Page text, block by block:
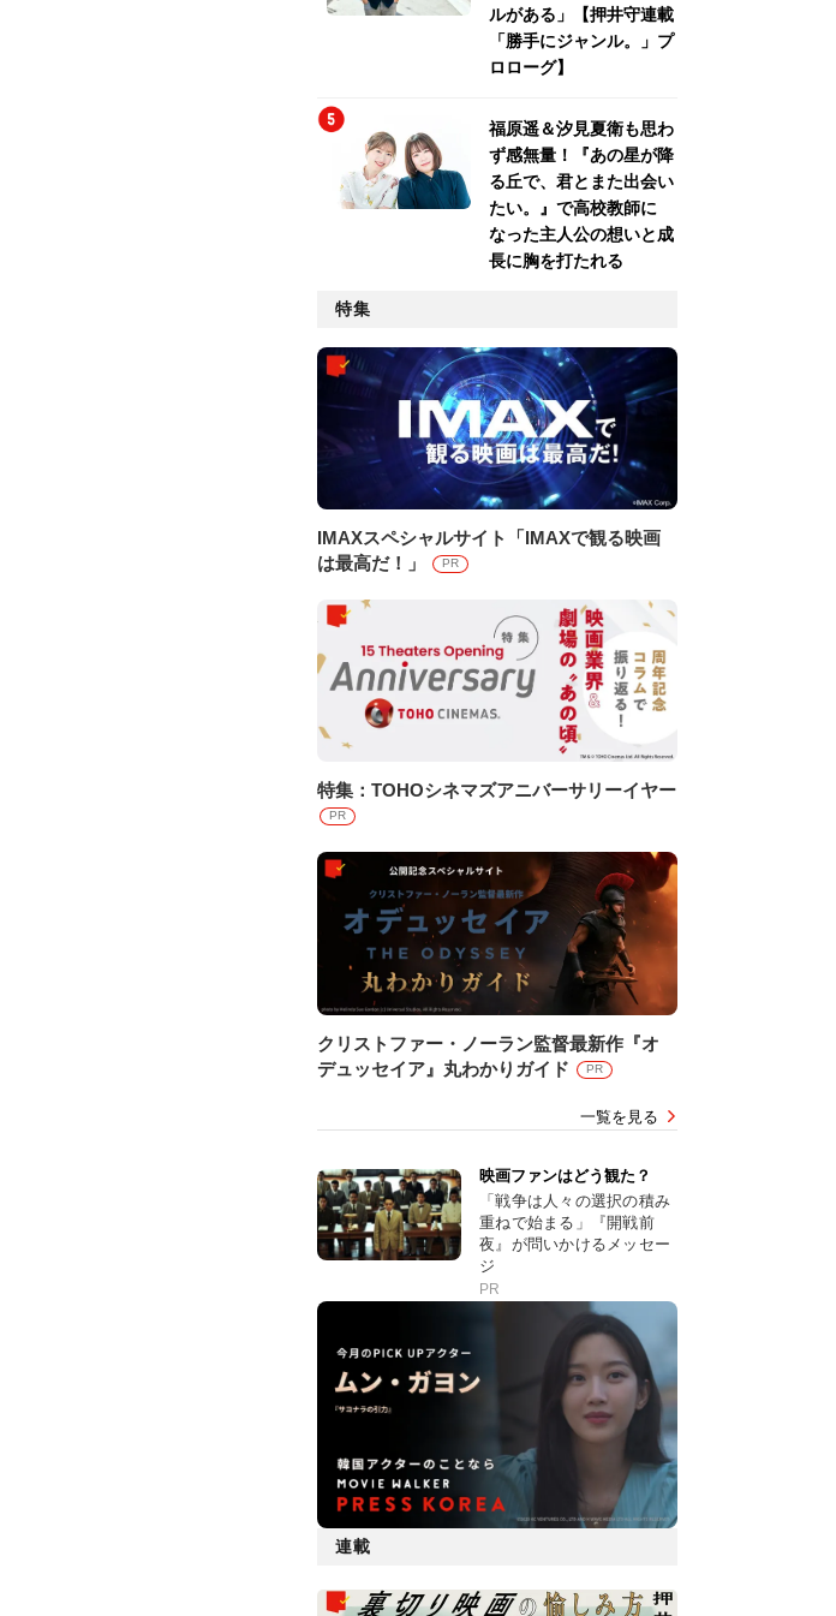
ルがある」【押井守連載
「勝手にジャンル。」プ
ロローグ】
福原遥＆汐見夏衛も思わ
ず感無量！『あの星が降
る丘で、君とまた出会い
たい。』で高校教師に
なった主人公の想いと成
長に胸を打たれる
特集
IMAXスペシャルサイト「IMAXで観る映画
は最高だ！」
PR
特集：TOHOシネマズアニバーサリーイヤー
PR
クリストファー・ノーラン監督最新作『オ
デュッセイア』丸わかりガイド
PR
一覧を見る
映画ファンはどう観た？
「戦争は人々の選択の積み
重ねで始まる」『開戦前
夜』が問いかけるメッセー
ジ
PR
連載